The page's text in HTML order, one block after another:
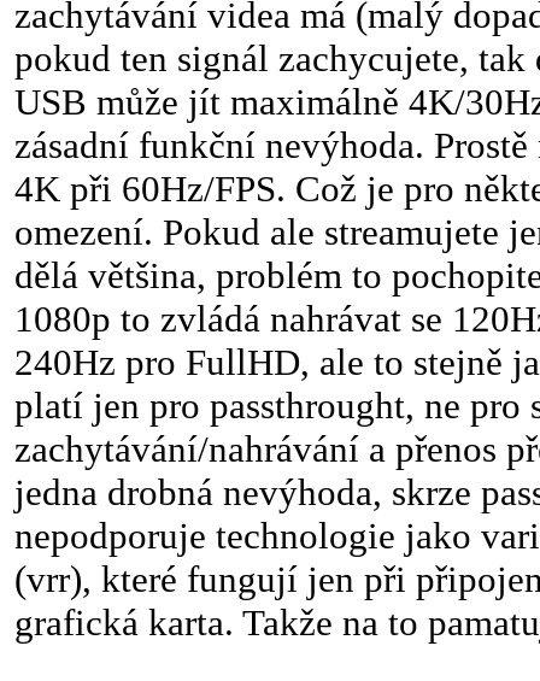
zachytávání videa má (malý
pokud ten signál zachycujete, tak
USB může jít maximálně 4K/
zásadní funkční nevýhoda.
4K při 60Hz/FPS. Což je pro
omezení. Pokud ale streamujete
dělá většina, problém to
1080p to zvládá nahrávat se
240Hz pro FullHD, ale to stejně
platí jen pro passthrought, ne pro
zachytávání/nahrávání a přenos
jedna drobná nevýhoda, skrze
nepodporuje technologie jako
(vrr), které fungují jen při
grafická karta. Takže na to